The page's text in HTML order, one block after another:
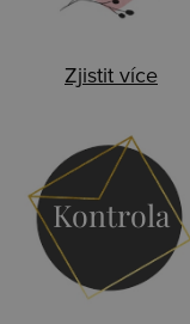
Zjistit více
Kontrola